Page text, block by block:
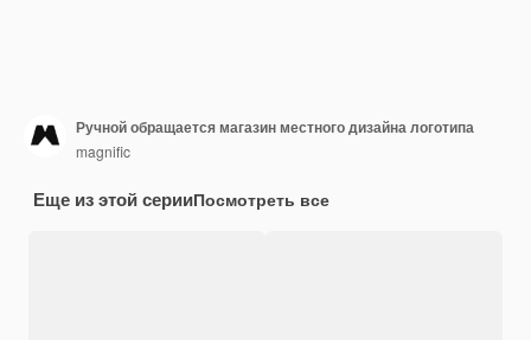
Ручной обращается магазин местного дизайна логотипа
magnific
Еще из этой серииПосмотреть все